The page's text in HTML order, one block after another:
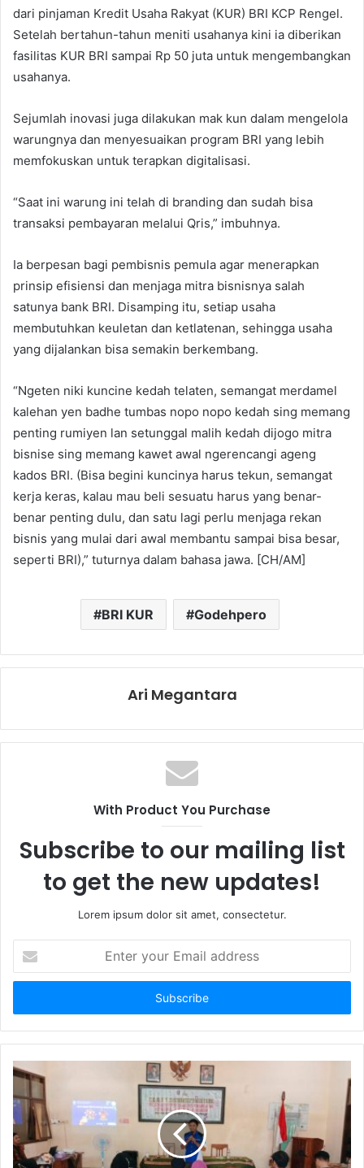
dari pinjaman Kredit Usaha Rakyat (KUR) BRI KCP Rengel.
Setelah bertahun-tahun meniti usahanya kini ia diberikan
fasilitas KUR BRI sampai Rp 50 juta untuk mengembangkan
usahanya.
Sejumlah inovasi juga dilakukan mak kun dalam mengelola
warungnya dan menyesuaikan program BRI yang lebih
memfokuskan untuk terapkan digitalisasi.
“Saat ini warung ini telah di branding dan sudah bisa
transaksi pembayaran melalui Qris,” imbuhnya.
Ia berpesan bagi pembisnis pemula agar menerapkan
prinsip efisiensi dan menjaga mitra bisnisnya salah
satunya bank BRI. Disamping itu, setiap usaha
membutuhkan keuletan dan ketlatenan, sehingga usaha
yang dijalankan bisa semakin berkembang.
“Ngeten niki kuncine kedah telaten, semangat merdamel
kalehan yen badhe tumbas nopo nopo kedah sing memang
penting rumiyen lan setunggal malih kedah dijogo mitra
bisnise sing memang kawet awal ngerencangi ageng
kados BRI. (Bisa begini kuncinya harus tekun, semangat
kerja keras, kalau mau beli sesuatu harus yang benar-
benar penting dulu, dan satu lagi perlu menjaga rekan
bisnis yang mulai dari awal membantu sampai bisa besar,
seperti BRI),” tuturnya dalam bahasa jawa. [CH/AM]
BRI KUR Godehpero
Ari Megantara
With Product You Purchase
Subscribe to our mailing list
to get the new updates!
Lorem ipsum dolor sit amet, consectetur.
t
r
y
u
E
m
a
i